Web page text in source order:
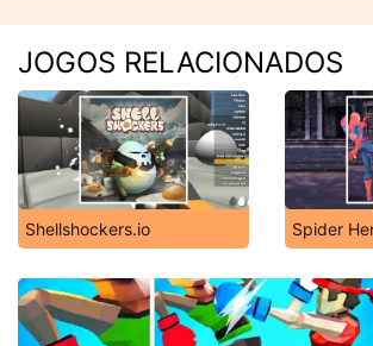
JOGOS RELACIONADOS
Shellshockers.io Spider